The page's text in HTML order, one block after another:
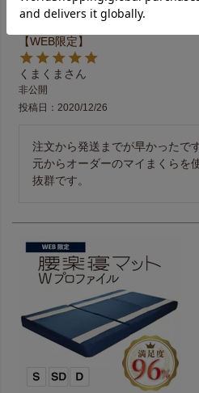
腰楽寝マットWプロファイル （S/
【WEB限定】
くまくま
非公開
投稿日
2020/12/26
注文から発送までが早かったで
元からオーダーのマイまくらを
抜群です。